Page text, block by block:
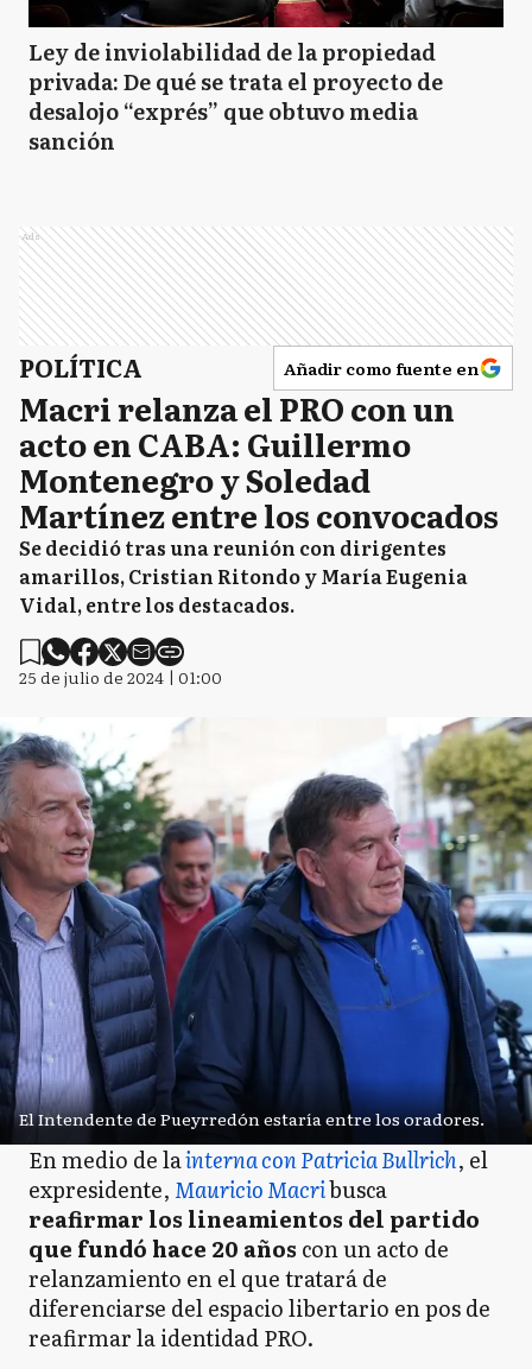
Ley de inviolabilidad de la propiedad
privada: De qué se trata el proyecto de
desalojo “exprés” que obtuvo media
sanción
Ads
POLÍTICA Añadir como fuente en
Macri relanza el PRO con un
acto en CABA: Guillermo
Montenegro y Soledad
Martínez entre los convocados
Se decidió tras una reunión con dirigentes
amarillos, Cristian Ritondo y María Eugenia
Vidal, entre los destacados.
25 de julio de 2024 | 01:00
El Intendente de Pueyrredón estaría entre los oradores.
En medio de lainterna con Patricia Bullrich, el
expresidente, Mauricio Macribusca
reafirmar los lineamientos del partido
que fundó hace 20 años con un acto de
relanzamiento en el que tratará de
diferenciarse del espacio libertario en pos de
reafirmar la identidad PRO.